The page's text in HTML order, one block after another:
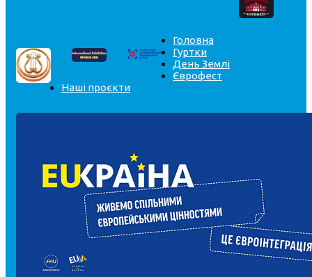
Головна
Гуртки
День Землі
Єврофест
Наші проєкти